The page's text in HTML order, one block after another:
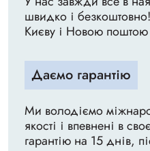
швидко і
Києву і Новою поштою
Даємо гарантію
Ми володіємо
якості і впевнені в
гарантію на 15 днів,